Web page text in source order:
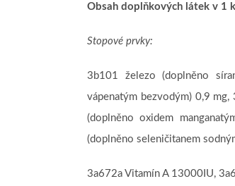
Obsah doplňkových látek v 1
Stopové prvky:
3b101 železo (doplněno
vápenatým bezvodým) 0,9
(doplněno oxidem
(doplněno seleničitanem
3a672a Vitamín A 13000IU,